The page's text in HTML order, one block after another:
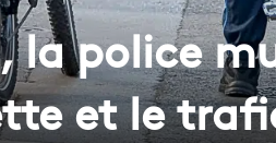
la police
et le